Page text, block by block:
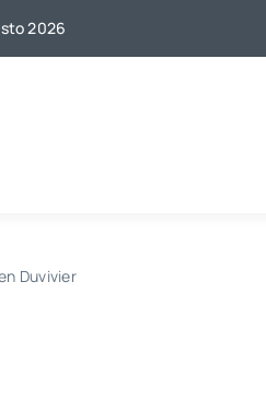
2026
Duvivier